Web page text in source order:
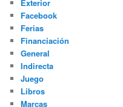
Exterior
Facebook
Ferias
Financiación
General
Indirecta
Juego
Libros
Marcas